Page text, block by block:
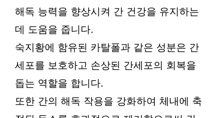
해독 능력을 향상시켜 간 건강을 유지하는
데 도움을 줍니다.
숙지황에 함유된 카탈폴과 같은 성분은 간
세포를 보호하고 손상된 간세포의 회복을
돕는 역할을 합니다.
또한 간의 해독 작용을 강화하여 체내에 축